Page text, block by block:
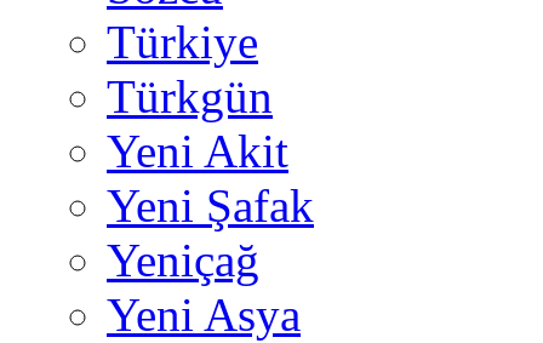
Türkiye
Türkgün
Yeni Akit
Yeni Şafak
Yeniçağ
Yeni Asya